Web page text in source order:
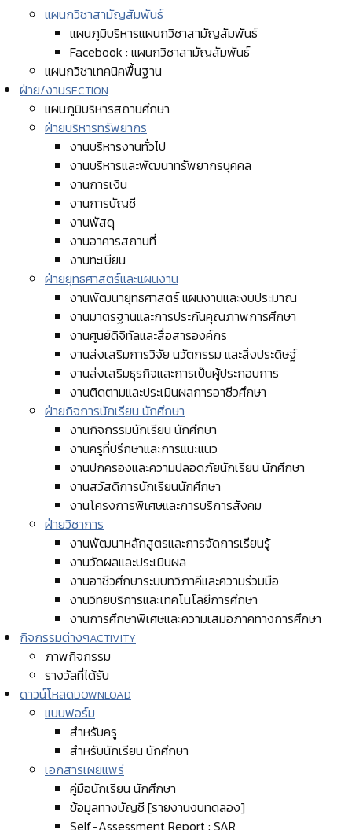
แผนกวิชาสามัญสัมพันธ์
แผนภูมิบริหารแผนกวิชาสามัญสัมพันธ์
Facebook : แผนกวิชาสามัญสัมพันธ์
แผนกวิชาเทคนิคพื้นฐาน
ฝ่าย/งานSECTION
แผนภูมิบริหารสถานศึกษา
ฝ่ายบริหารทรัพยากร
งานบริหารงานทั่วไป
งานบริหารและพัฒนาทรัพยากรบุคคล
งานการเงิน
งานการบัญชี
งานพัสดุ
งานอาคารสถานที่
งานทะเบียน
ฝ่ายยุทธศาสตร์และแผนงาน
งานพัฒนายุทธศาสตร์ แผนงานและงบประมาณ
งานมาตรฐานและการประกันคุณภาพการศึกษา
งานศูนย์ดิจิทัลและสื่อสารองค์กร
งานส่งเสริมการวิจัย นวัตกรรม และสิ่งประดิษฐ์
งานส่งเสริมธุรกิจและการเป็นผู้ประกอบการ
งานติดตามและประเมินผลการอาชีวศึกษา
ฝ่ายกิจการนักเรียน นักศึกษา
งานกิจกรรมนักเรียน นักศึกษา
งานครูที่ปรึกษาและการแนะแนว
งานปกครองและความปลอดภัยนักเรียน นักศึกษา
งานสวัสดิการนักเรียนนักศึกษา
งานโครงการพิเศษและการบริการสังคม
ฝ่ายวิชาการ
งานพัฒนาหลักสูตรและการจัดการเรียนรู้
งานวัดผลและประเมินผล
งานอาชีวศึกษาระบบทวิภาคีและความร่วมมือ
งานวิทยบริการและเทคโนโลยีการศึกษา
งานการศึกษาพิเศษและความเสมอภาคทางการศึกษา
กิจกรรมต่างๆACTIVITY
ภาพกิจกรรม
รางวัลที่ได้รับ
ดาวน์โหลดDOWNLOAD
แบบฟอร์ม
สำหรับครู
สำหรับนักเรียน นักศึกษา
เอกสารเผยแพร่
คู่มือนักเรียน นักศึกษา
ข้อมูลทางบัญชี [รายงานงบทดลอง]
Self-Assessment Report : SAR